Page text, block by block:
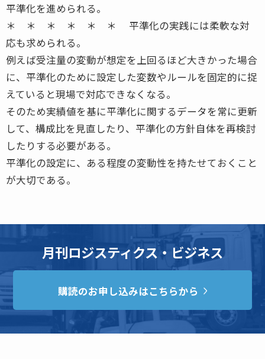
平準化を進められる。
＊ ＊ ＊ ＊ ＊ ＊ 平準化の実践には柔軟な対
応も求められる。
例えば受注量の変動が想定を上回るほど大きかった場合
に、平準化のために設定した変数やルールを固定的に捉
えていると現場で対応できなくなる。
そのため実績値を基に平準化に関するデータを常に更新
して、構成比を見直したり、平準化の方針自体を再検討
したりする必要がある。
平準化の設定に、ある程度の変動性を持たせておくこと
が大切である。
月刊ロジスティクス・ビジネス
購読のお申し込みはこちらから